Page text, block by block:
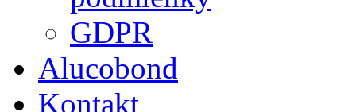
GDPR
Alucobond
Kontakt